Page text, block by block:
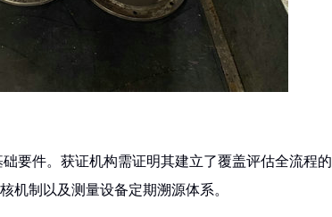
要件。获证机构需证明其建立了覆盖评估全流程的
机制以及测量设备定期溯源体系。